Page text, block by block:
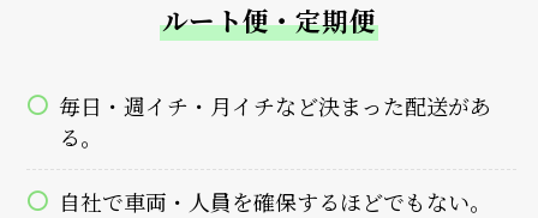
ルート便・定期便
毎日・週イチ・月イチなど決まった配送があ
る。
自社で車両・人員を確保するほどでもない。